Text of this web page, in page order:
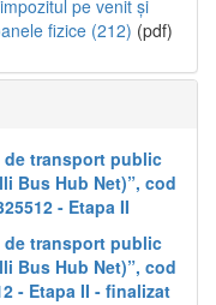
pe venit și
fizice (212) (pdf)
de transport public
Bus Hub Net)”, cod
- Etapa II
de transport public
Bus Hub Net)”, cod
- Etapa II - finalizat